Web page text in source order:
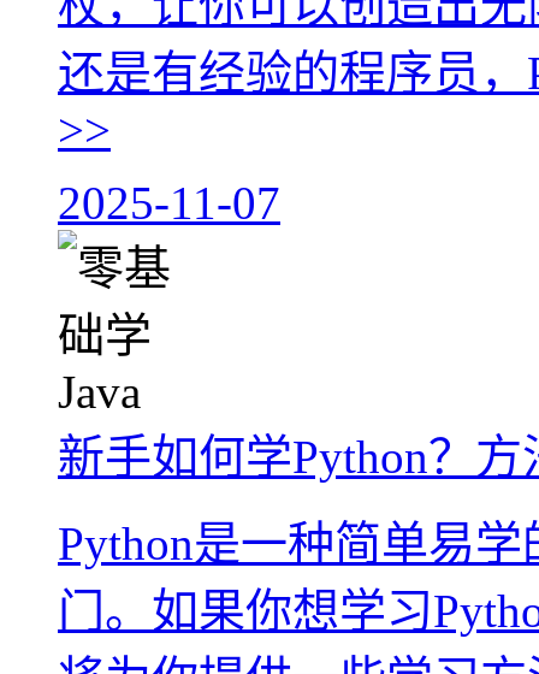
还是有经验的程序员
>>
2025-11-07
新手如何学Python？方
Python是一种简单易
门。如果你想学习